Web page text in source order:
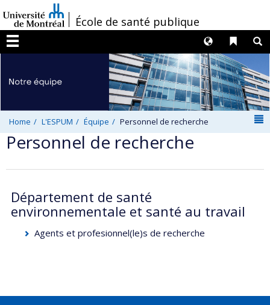
au
contenu
/École de santé publique
Menu
Liens
Langues
Home L'ESPUM Équipe Personnel de recherche
Personnel de recherche
Département de santé
environnementale et santé au travail
Agents et profesionnel(le)s de recherche